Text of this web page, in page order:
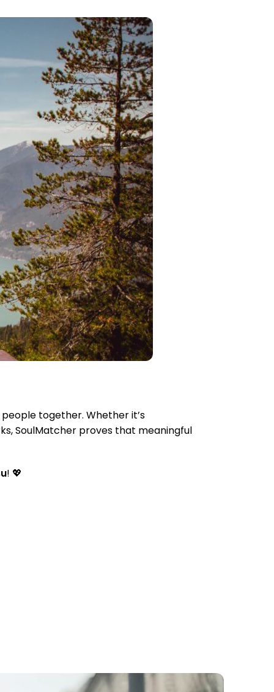
together. Whether it’s
SoulMatcher proves that meaningful
! 💖